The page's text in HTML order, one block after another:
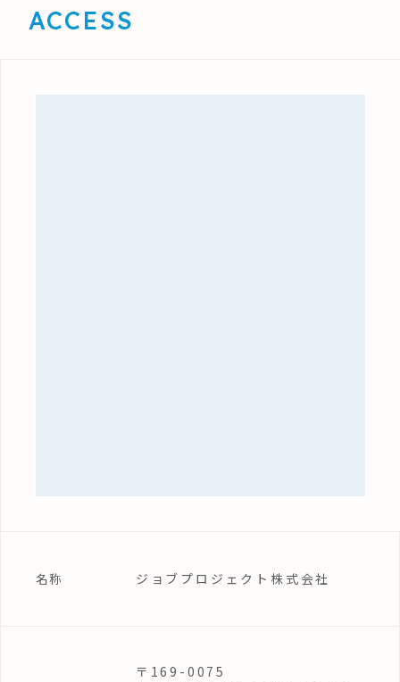
ACCESS
名称 ジョブプロジェクト株式会社
〒169-0075